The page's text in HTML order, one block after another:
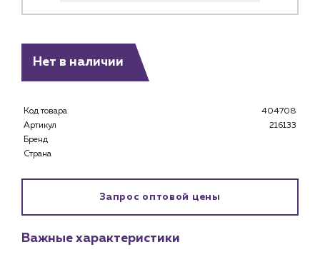
Предприятиям и юр.лицам
История компании
Нет в наличии
Код товара
404708
Артикул
216133
Бренд
Страна
Запрос оптовой цены
Важные характеристики